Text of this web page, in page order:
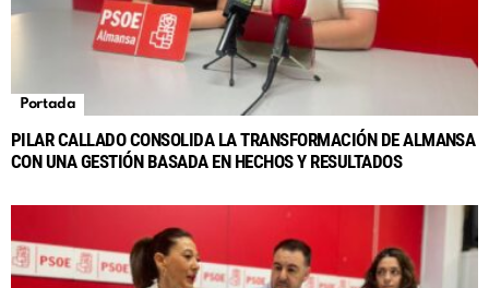
Portada
PILAR CALLADO CONSOLIDA LA TRANSFORMACIÓN DE ALMANSA
CON UNA GESTIÓN BASADA EN HECHOS Y RESULTADOS